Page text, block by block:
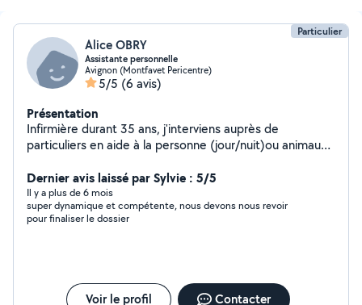
Particulier
Alice OBRY
Assistante personnelle
Avignon (Montfavet Pericentre)
5/5 (6 avis)
Présentation
Infirmière durant 35 ans, j'interviens auprès de
particuliers en aide à la personne (jour/nuit)ou animaux.
particuliers ou petites entreprises.
Dernier avis laissé par Sylvie : 5/5
Il y a plus de 6 mois
super dynamique et compétente, nous devons nous revoir
pour finaliser le dossier
Voir le profil Contacter